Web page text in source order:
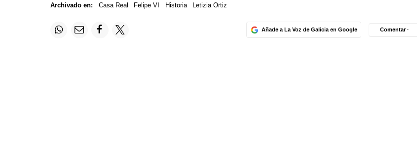
Archivado en: Casa Real Felipe VI Historia Letizia Ortiz
Añade a La Voz de Galicia en Google Comentar ·